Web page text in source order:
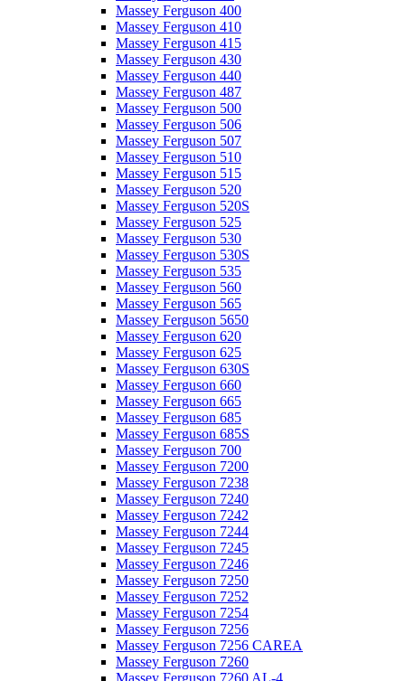
Massey Ferguson 400
Massey Ferguson 410
Massey Ferguson 415
Massey Ferguson 430
Massey Ferguson 440
Massey Ferguson 487
Massey Ferguson 500
Massey Ferguson 506
Massey Ferguson 507
Massey Ferguson 510
Massey Ferguson 515
Massey Ferguson 520
Massey Ferguson 520S
Massey Ferguson 525
Massey Ferguson 530
Massey Ferguson 530S
Massey Ferguson 535
Massey Ferguson 560
Massey Ferguson 565
Massey Ferguson 5650
Massey Ferguson 620
Massey Ferguson 625
Massey Ferguson 630S
Massey Ferguson 660
Massey Ferguson 665
Massey Ferguson 685
Massey Ferguson 685S
Massey Ferguson 700
Massey Ferguson 7200
Massey Ferguson 7238
Massey Ferguson 7240
Massey Ferguson 7242
Massey Ferguson 7244
Massey Ferguson 7245
Massey Ferguson 7246
Massey Ferguson 7250
Massey Ferguson 7252
Massey Ferguson 7254
Massey Ferguson 7256
Massey Ferguson 7256 CAREA
Massey Ferguson 7260
Massey Ferguson 7260 AL-4